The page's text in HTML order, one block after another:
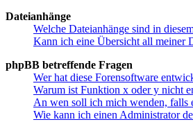
Dateianhänge
Welche Dateianhänge sind in
Kann ich eine Übersicht all meiner
phpBB betreffende Fragen
Wer hat diese Forensoftware
Warum ist Funktion x oder y nicht
An wen soll ich mich wenden, falls
Wie kann ich einen Administrator